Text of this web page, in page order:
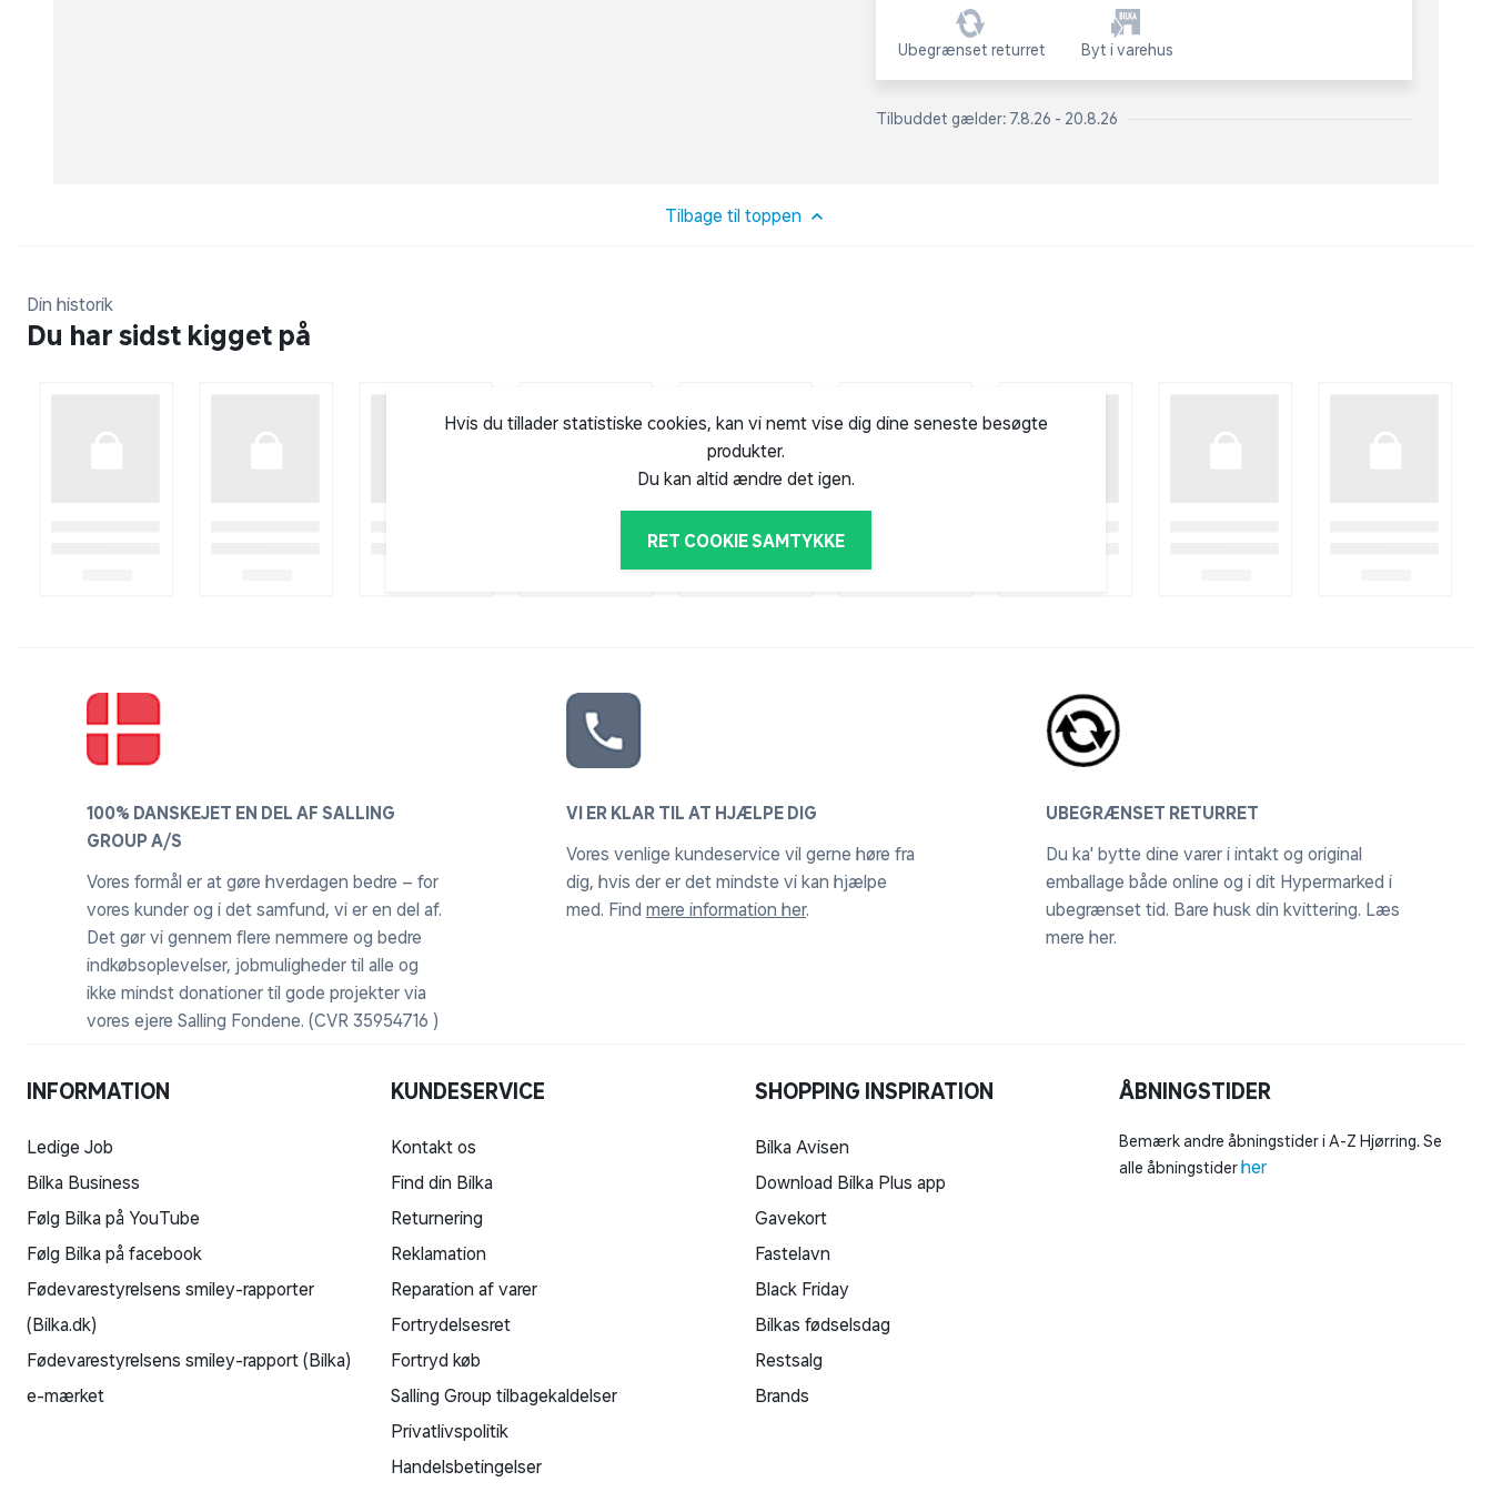
Ubegrænset returret Byt i varehus
Tilbuddet gælder: 7.8.26 - 20.8.26
Tilbage til toppen
Din historik
Du har sidst kigget på
Hvis du tillader statistiske cookies, kan vi nemt vise dig dine seneste besøgte
produkter.
Du kan altid ændre det igen.
RET COOKIE SAMTYKKE
100% DANSKEJET EN DEL AF SALLING
GROUP A/S
Vores formål er at gøre hverdagen bedre – for
vores kunder og i det samfund, vi er en del af.
Det gør vi gennem flere nemmere og bedre
indkøbsoplevelser, jobmuligheder til alle og
ikke mindst donationer til gode projekter via
vores ejere Salling Fondene. (CVR 35954716 )
VI ER KLAR TIL AT HJÆLPE DIG
Vores venlige kundeservice vil gerne høre fra
dig, hvis der er det mindste vi kan hjælpe
med. Find mere information her.
UBEGRÆNSET RETURRET
Du ka' bytte dine varer i intakt og original
emballage både online og i dit Hypermarked i
ubegrænset tid. Bare husk din kvittering. Læs
mere her.
INFORMATION
Ledige Job
Bilka Business
Følg Bilka på YouTube
Følg Bilka på facebook
Fødevarestyrelsens smiley-rapporter
(Bilka.dk)
Fødevarestyrelsens smiley-rapport (Bilka)
e-mærket
KUNDESERVICE
Kontakt os
Find din Bilka
Returnering
Reklamation
Reparation af varer
Fortrydelsesret
Fortryd køb
Salling Group tilbagekaldelser
Privatlivspolitik
Handelsbetingelser
SHOPPING INSPIRATION
Bilka Avisen
Download Bilka Plus app
Gavekort
Fastelavn
Black Friday
Bilkas fødselsdag
Restsalg
Brands
ÅBNINGSTIDER
Bemærk andre åbningstider i A-Z Hjørring. Se
alle åbningstiderher